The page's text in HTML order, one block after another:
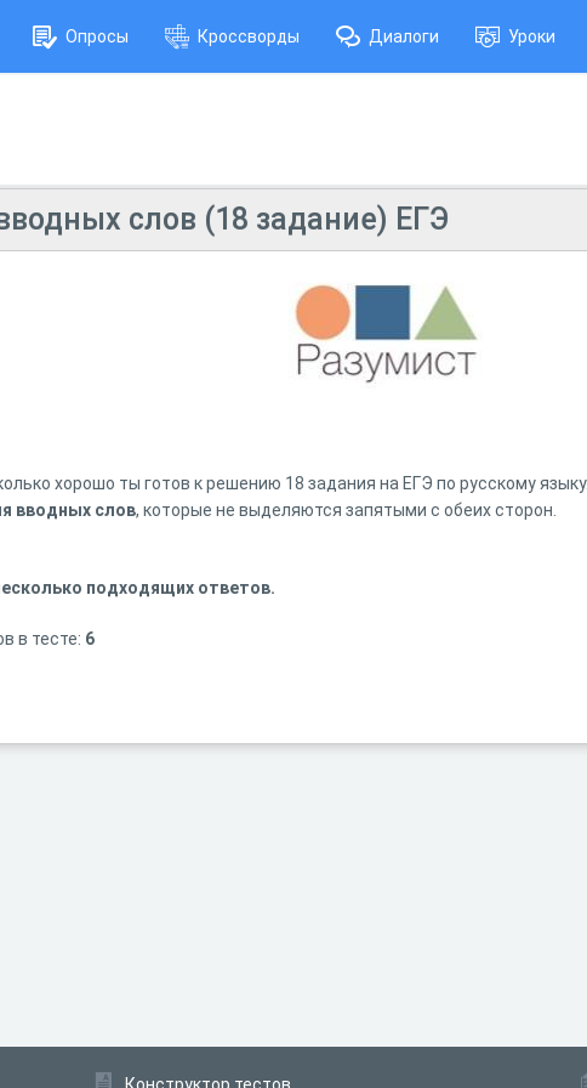
Опросы Кроссворды Диалоги Уроки
слов (18 задание) ЕГЭ
хорошо ты готов к решению 18 задания на ЕГЭ по русскому языку.
вводных слов, которые не выделяются запятыми с обеих сторон.
подходящих ответов.
в тесте: 6